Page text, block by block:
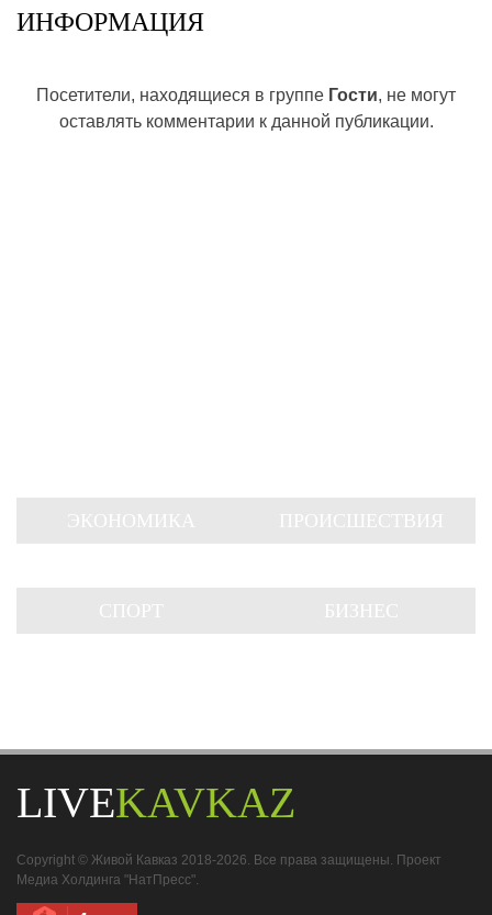
ИНФОРМАЦИЯ
Посетители, находящиеся в группе Гости, не могут
оставлять комментарии к данной публикации.
LIVEKAVKAZ
Copyright © Живой Кавказ 2018-2026. Все права защищены. Проект
Медиа Холдинга "НатПресс".